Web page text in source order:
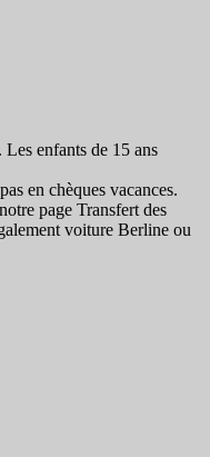
enfants de 15 ans
en chèques vacances.
page Transfert des
voiture Berline ou